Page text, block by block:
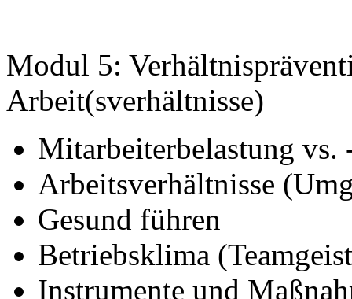
Modul 5:
Arbeit(sverhältnisse)
Mitarbeiterbelastung vs.
Arbeitsverhältnisse
Gesund führen
Betriebsklima
Instrumente und